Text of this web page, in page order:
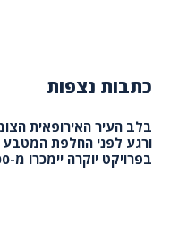
כתבות נצפות
בלב העיר האירופאית
ורגע לפני החלפת המטבע
בפרויקט יוקרה יימכרו מ-550,000 ₪